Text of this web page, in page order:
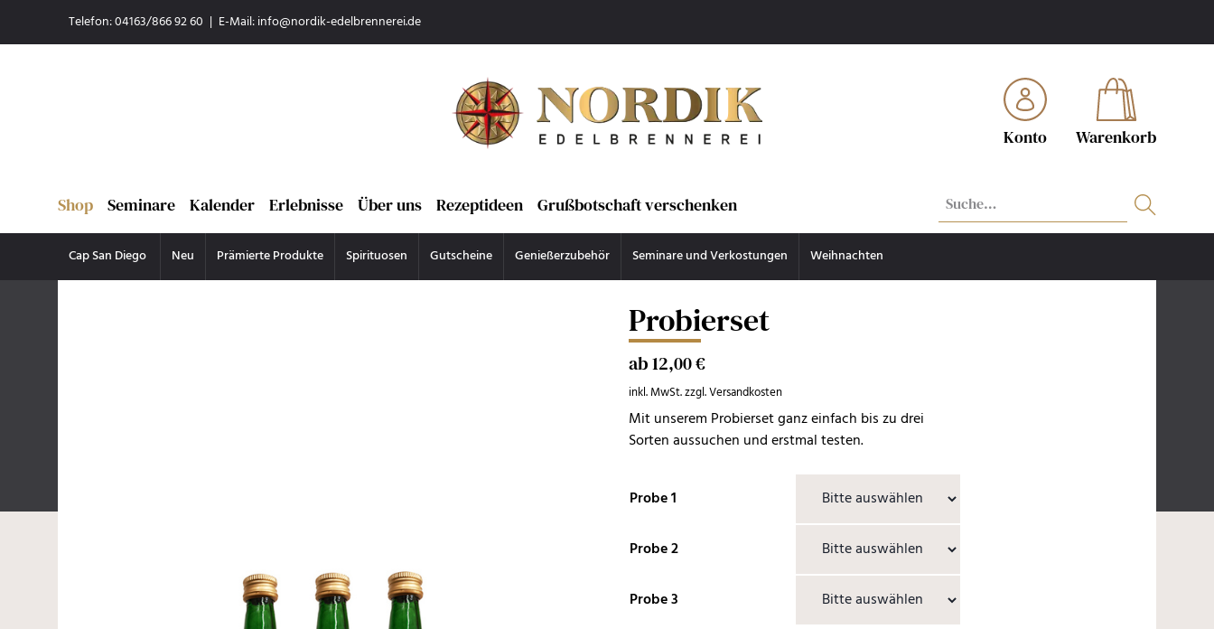
Telefon: 04163/866 92 60 | E-Mail:info@nordik-edelbrennerei.de
Konto Warenkorb
Shop Seminare Kalender Erlebnisse Über uns Rezeptideen Grußbotschaft verschenken
Cap San Diego Neu Prämierte Produkte Spirituosen Gutscheine Genießerzubehör Seminare und Verkostungen Weihnachten
Probierset
ab 12,00 €
inkl. MwSt. zzgl. Versandkosten
Mit unserem Probierset ganz einfach bis zu drei
Sorten aussuchen und erstmal testen.
Probe 1
Probe 2
Probe 3